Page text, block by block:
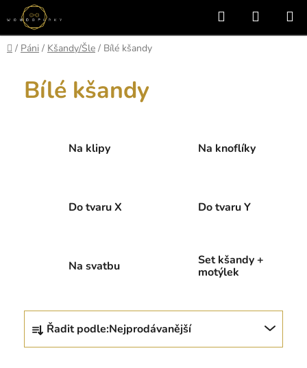
Přejít
na
obsah
Hledat
KOŠÍK
Domů
/ Páni / Kšandy/Šle / Bílé kšandy
Bílé kšandy
Na klipy Na knoflíky
Do tvaru X Do tvaru Y
Na svatbu
Set kšandy +
motýlek
Ř
z
Řadit podle:Nejprodávanější